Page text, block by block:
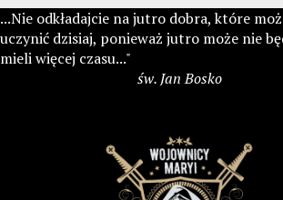
...Nie odkładajcie na jutro dobra, które
uczynić dzisiaj, ponieważ jutro może nie
mieli więcej czasu..."
św. Jan Bosko